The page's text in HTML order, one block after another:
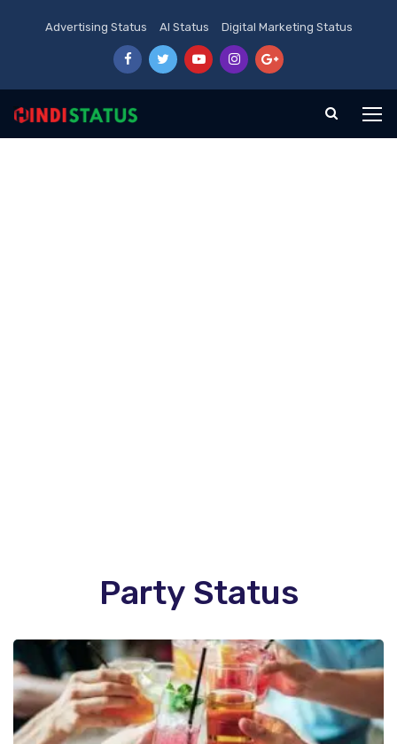
Advertising Status AI Status Digital Marketing Status
Party Status